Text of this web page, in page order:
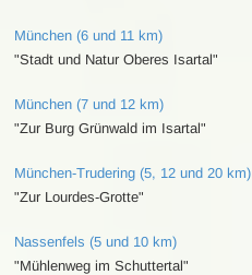
München (6 und 11 km)
"Stadt und Natur Oberes Isartal"
München (7 und 12 km)
"Zur Burg Grünwald im Isartal"
München-Trudering (5, 12 und 20 km)
"Zur Lourdes-Grotte"
Nassenfels (5 und 10 km)
"Mühlenweg im Schuttertal"